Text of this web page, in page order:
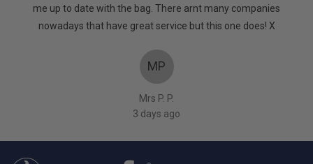
me up to date with the bag. There arnt many companies
nowadays that have great service but this one does! X
MP
Mrs P. P.
3 days ago